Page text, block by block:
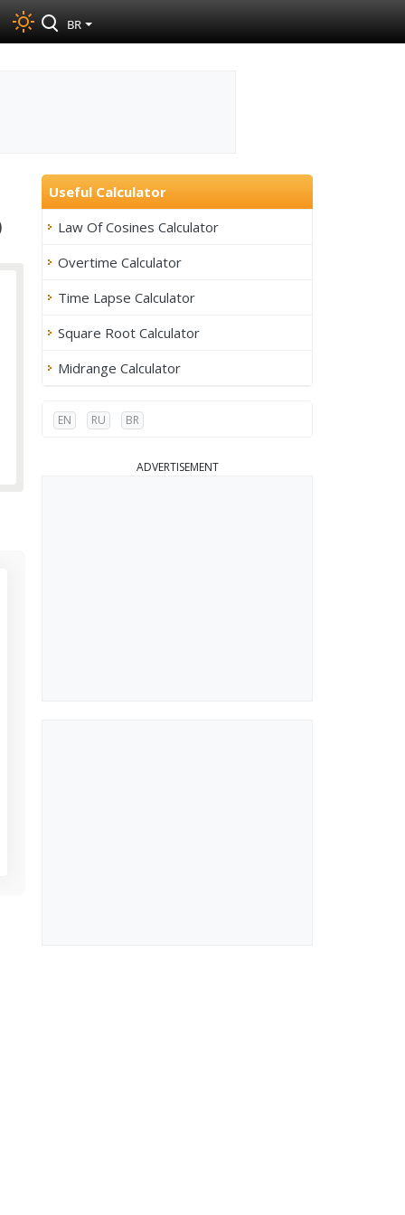
BR
Useful Calculator
Law Of Cosines Calculator
Overtime Calculator
Time Lapse Calculator
Square Root Calculator
Midrange Calculator
EN RU BR
ADVERTISEMENT